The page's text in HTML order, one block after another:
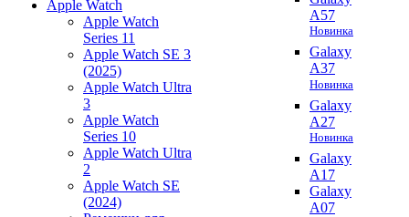
Apple Watch
Apple Watch
Series 11
Apple Watch SE 3
(2025)
Apple Watch Ultra
3
Apple Watch
Series 10
Apple Watch Ultra
2
Apple Watch SE
(2024)
A57
Новинка
Galaxy
A37
Новинка
Galaxy
A27
Новинка
Galaxy
A17
Galaxy
A07